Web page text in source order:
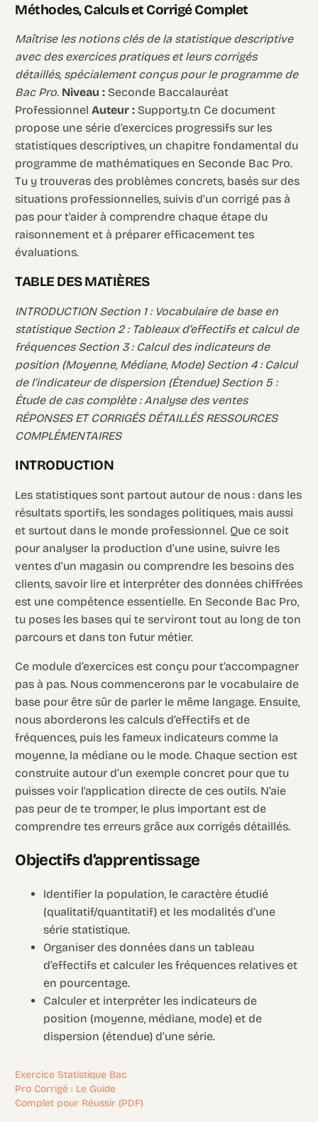
Méthodes, Calculs et Corrigé Complet
Maîtrise les notions clés de la statistique descriptive
avec des exercices pratiques et leurs corrigés
détaillés, spécialement conçus pour le programme de
Bac Pro. Niveau : Seconde Baccalauréat
ProfessionnelAuteur : Supporty.tn Ce document
propose une série d’exercices progressifs sur les
statistiques descriptives, un chapitre fondamental du
programme de mathématiques en Seconde Bac Pro.
Tu y trouveras des problèmes concrets, basés sur des
situations professionnelles, suivis d’un corrigé pas à
pas pour t’aider à comprendre chaque étape du
raisonnement et à préparer efficacement tes
évaluations.
TABLE DES MATIÈRES
INTRODUCTION Section 1 : Vocabulaire de base en
statistique Section 2 : Tableaux d’effectifs et calcul de
fréquences Section 3 : Calcul des indicateurs de
position (Moyenne, Médiane, Mode) Section 4 : Calcul
de l’indicateur de dispersion (Étendue) Section 5 :
Étude de cas complète : Analyse des ventes
RÉPONSES ET CORRIGÉS DÉTAILLÉS RESSOURCES
COMPLÉMENTAIRES
INTRODUCTION
Les statistiques sont partout autour de nous : dans les
résultats sportifs, les sondages politiques, mais aussi
et surtout dans le monde professionnel. Que ce soit
pour analyser la production d’une usine, suivre les
ventes d’un magasin ou comprendre les besoins des
clients, savoir lire et interpréter des données chiffrées
est une compétence essentielle. En Seconde Bac Pro,
tu poses les bases qui te serviront tout au long de ton
parcours et dans ton futur métier.
Ce module d’exercices est conçu pour t’accompagner
pas à pas. Nous commencerons par le vocabulaire de
base pour être sûr de parler le même langage. Ensuite,
nous aborderons les calculs d’effectifs et de
fréquences, puis les fameux indicateurs comme la
moyenne, la médiane ou le mode. Chaque section est
construite autour d’un exemple concret pour que tu
puisses voir l’application directe de ces outils. N’aie
pas peur de te tromper, le plus important est de
comprendre tes erreurs grâce aux corrigés détaillés.
Objectifs d’apprentissage
Identifier la population, le caractère étudié
(qualitatif/quantitatif) et les modalités d’une
série statistique.
Organiser des données dans un tableau
d’effectifs et calculer les fréquences relatives et
en pourcentage.
Calculer et interpréter les indicateurs de
position (moyenne, médiane, mode) et de
dispersion (étendue) d’une série.
Exercice Statistique Bac
Pro Corrigé : Le Guide
Complet pour Réussir (PDF)